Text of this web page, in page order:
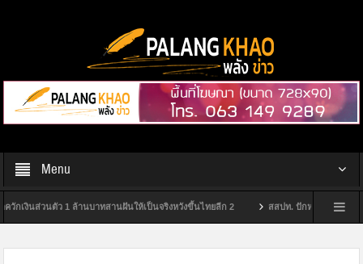
Menu
นตัว 1 ล้านบาทสานฝันให้เป็นจริงหวังขึ้นไทยลีก 2 สสปท. ปักหมุดสุราษฎร์ฯ ยกระดับ